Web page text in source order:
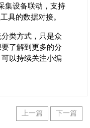
设备联动，支持
具的数据对接。
类方式，只是众
了解到更多的分
以持续关注小编
上一篇 下一篇